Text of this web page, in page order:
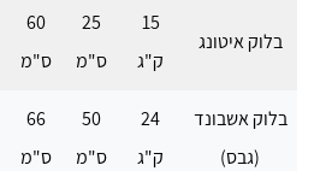
בלוק איטונג
15
ק"ג
25
ס"מ
60
ס"מ
בלוק אשבונד
(גבס)
24
ק"ג
50
ס"מ
66
ס"מ